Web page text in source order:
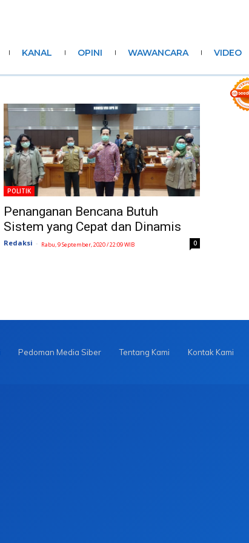
KANAL OPINI WAWANCARA VIDEO
POLITIK
Penanganan Bencana Butuh
Sistem yang Cepat dan Dinamis
Redaksi - Rabu, 9 September, 2020 / 22:09 WIB 0
Pedoman Media Siber Tentang Kami Kontak Kami